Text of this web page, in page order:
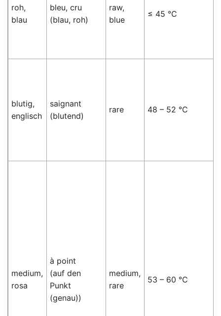
roh,
blau
bleu, cru
(blau, roh)
raw,
blue
≤ 45 °C
blutig,
englisch
saignant
(blutend)
rare 48 – 52 °C
medium,
rosa
à point
(auf den
Punkt
(genau))
medium,
rare
53 – 60 °C